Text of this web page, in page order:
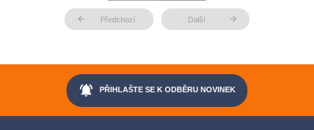
arrow_back Předchozí Další arrow_forward
notifications_active PŘIHLAŠTE SE K ODBĚRU NOVINEK